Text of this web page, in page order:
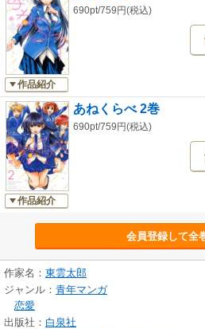
作品紹介
690pt/759円(税込)
作品紹介
あねくらべ 2巻
690pt/759円(税込)
会員登録して全
作家名： 東雲太郎
ジャンル： 青年マンガ
恋愛
出版社： 白泉社